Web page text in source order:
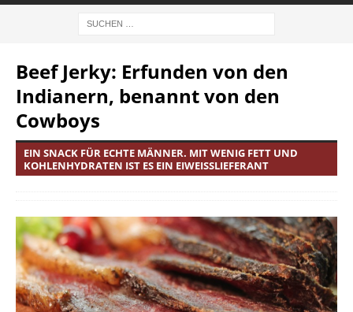
Beef Jerky: Erfunden von den
Indianern, benannt von den
Cowboys
EIN SNACK FÜR ECHTE MÄNNER. MIT WENIG FETT UND
KOHLENHYDRATEN IST ES EIN EIWEISSLIEFERANT